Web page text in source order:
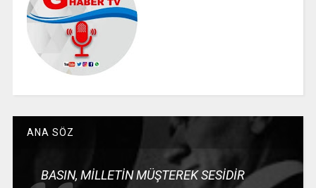
ANA SÖZ
BASIN, MİLLETİN MÜŞTEREK SESİDİR